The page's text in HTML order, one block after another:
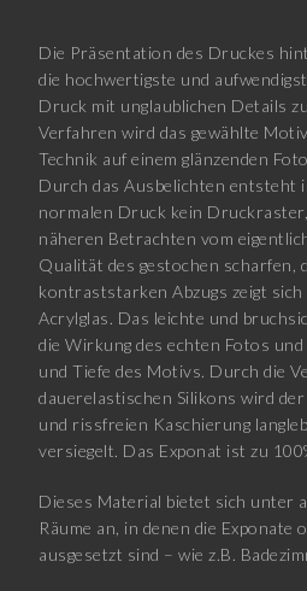
Die Präsentation des Druckes
die hochwertigste und
Druck mit unglaublichen Details
Verfahren wird das gewählte
Technik auf einem glänzenden
Durch das Ausbelichten entsteht
normalen Druck kein Druckraster,
näheren Betrachten vom
Qualität des gestochen scharfen,
kontraststarken Abzugs zeigt
Acrylglas. Das leichte und
die Wirkung des echten Fotos
und Tiefe des Motivs. Durch die
dauerelastischen Silikons wird
und rissfreien Kaschierung
versiegelt. Das Exponat ist zu
Dieses Material bietet sich unter
Räume an, in denen die Exponate
ausgesetzt sind – wie z.B.